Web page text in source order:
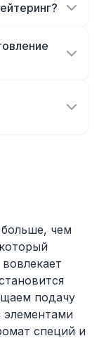
их
Мы
всё под
все
все
чем
подачу
элементами
специй и